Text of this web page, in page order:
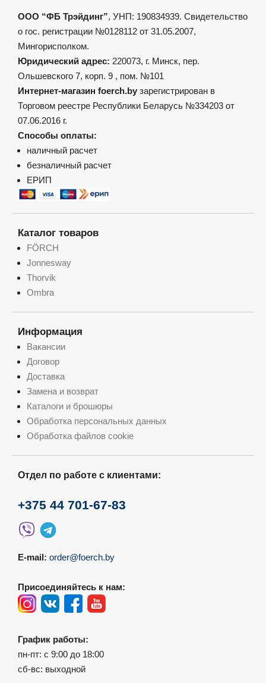
ООО “ФБ Трэйдинг”, УНП: 190834939. Свидетельство
о гос. регистрации №0128112 от 31.05.2007,
Мингорисполком.
Юридический адрес: 220073, г. Минск, пер.
Ольшевского 7, корп. 9 , пом. №101
Интернет-магазин foerch.by зарегистрирован в
Торговом реестре Республики Беларусь №334203 от
07.06.2016 г.
Способы оплаты:
наличный расчет
безналичный расчет
ЕРИП
Каталог товаров
FÖRCH
Jonnesway
Thorvik
Ombra
Информация
Вакансии
Договор
Доставка
Замена и возврат
Каталоги и брошюры
Обработка персональных данных
Обработка файлов cookie
Отдел по работе с клиентами:
+375 44 701-67-83
E-mail: order@foerch.by
Присоединяйтесь к нам:
График работы:
пн-пт: с 9:00 до 18:00
сб-вс: выходной